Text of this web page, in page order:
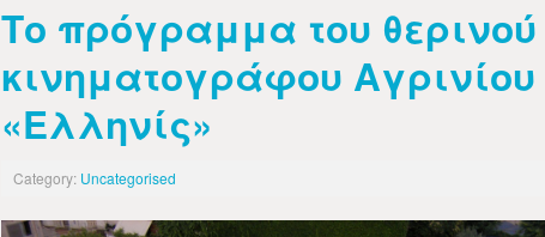
Το πρόγραμμα του θερινού
κινηματογράφου Αγρινίου
«Ελληνίς»
Category: Uncategorised